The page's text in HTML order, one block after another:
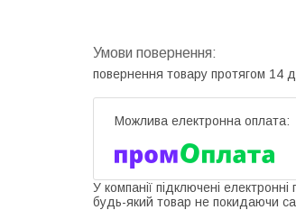
повернення товару протягом 14
У компанії підключені
будь-який товар не покидаючи